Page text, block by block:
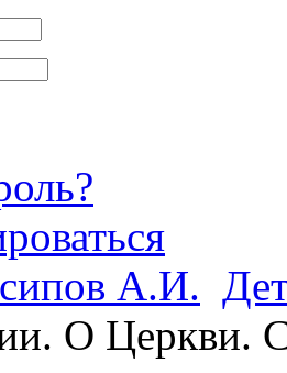
А.И.
О Церкви.